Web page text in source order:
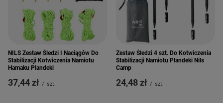
NILS Zestaw Śledzi I Naciągów Do
Stabilizacji Kotwiczenia Namiotu
Hamaku Plandeki
37,44 zł / szt.
Zestaw Śledzi 4 szt. Do Kotwiczenia
Stabilizacji Namiotu Plandeki Nils
Camp
24,48 zł / szt.